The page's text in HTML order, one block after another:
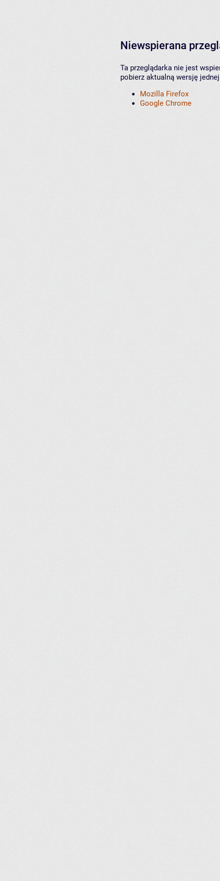
Niewspierana
Ta przeglądarka nie jest
pobierz aktualną wersję
Mozilla Firefox
Google Chrome